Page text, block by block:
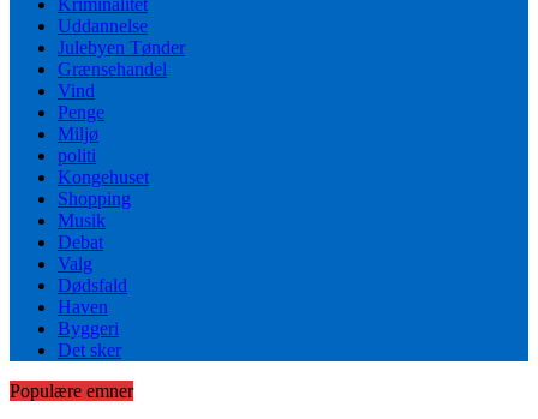
Uddannelse
Julebyen Tønder
Grænsehandel
Vind
Penge
Miljø
politi
Kongehuset
Shopping
Musik
Debat
Valg
Dødsfald
Haven
Byggeri
Det sker
Populære emner